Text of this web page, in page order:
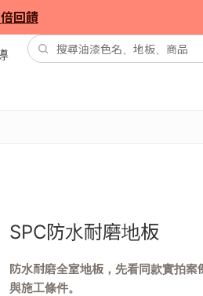
回饋
SPC防水耐磨地板
防水耐磨全室地板，先看同款實拍案
與施工條件。